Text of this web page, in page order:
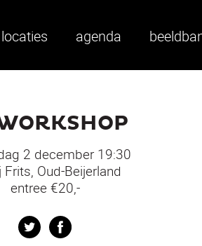
locaties agenda
2 december 19:30
Frits, Oud-Beijerland
entree €20,-
Twitter